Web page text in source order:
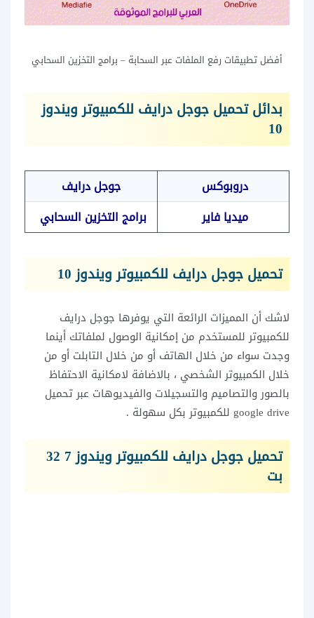
أفضل تطبيقات رفع الملفات عبر السحابة – برامج التخزين السحابي
بدائل تحميل جوجل درايف للكمبيوتر ويندوز
10
دروبوكس
جوجل درايف
ميديا فاير
برامج التخزين السحابي
تحميل جوجل درايف للكمبيوتر ويندوز 10
لاشك أن المميزات الرائعة التي يوفرها جوجل درايف
للكمبيوتر للمستخدم من إمكانية الوصول لملفاتك أينما
وجدت سواء من خلال الهاتف أو من خلال التابلت أو من
خلال الكمبيوتر الشخصي ، بالاضافة لامكانية الاحتفاظ
بالصور والتصاميم والتسجيلات والفيديوهات عبرتحميل
google drive للكمبيوتر
بكل سهولة .
تحميل جوجل درايف للكمبيوتر ويندوز 7 32
بت